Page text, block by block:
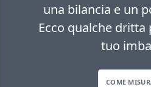
una bilancia e un
Ecco qualche
tuo
COME